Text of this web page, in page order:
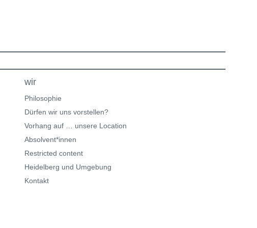
wir
Philosophie
Dürfen wir uns vorstellen?
Vorhang auf … unsere Location
Absolvent*innen
Restricted content
Heidelberg und Umgebung
Kontakt